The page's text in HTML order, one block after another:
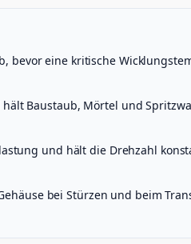
bevor eine kritische
Baustaub, Mörtel und
und hält die Drehzahl
bei Stürzen und beim